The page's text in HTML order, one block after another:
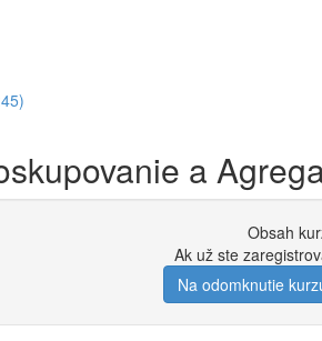
a
Obsah
Ak už ste
Na odomknutie